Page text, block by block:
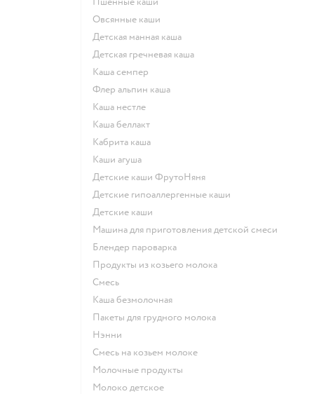
овсянные каши
детская манная каша
детская гречневая каша
каша семпер
флер альпин каша
каша нестле
каша беллакт
кабрита каша
каши агуша
Детские каши ФрутоНяня
Детские гипоаллергенные каши
детские каши
машина для приготовления детской смеси
блендер пароварка
продукты из козьего молока
смесь
каша безмолочная
пакеты для грудного молока
нэнни
смесь на козьем молоке
молочные продукты
молоко детское